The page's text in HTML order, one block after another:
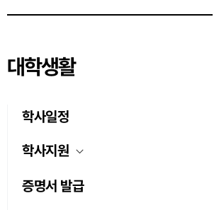
대학생활
학사일정
학사지원
증명서 발급